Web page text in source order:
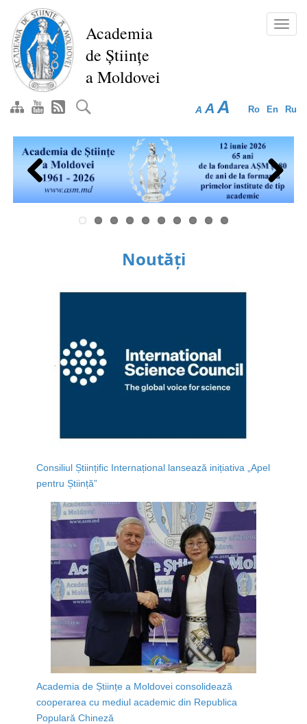
conţinutul
principal
Academia
de Științe
a Moldovei
Ro En Ru
A A A
Previous Next
Noutăți
Consiliul Științific Internațional lansează inițiativa „Apel
pentru Știință”
Academia de Științe a Moldovei consolidează
cooperarea cu mediul academic din Republica
Populară Chineză